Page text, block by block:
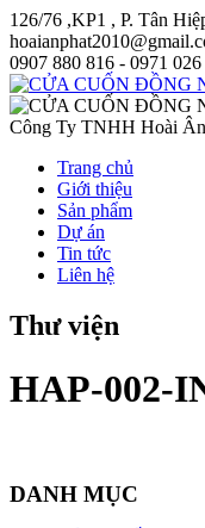
126/76 ,KP1 , P. Tân
0907 880 816 - 0971 026
Công Ty TNHH Hoài
Trang chủ
Giới thiệu
Sản phẩm
Dự án
Tin tức
Liên hệ
Thư viện
HAP-002-
DANH MỤC